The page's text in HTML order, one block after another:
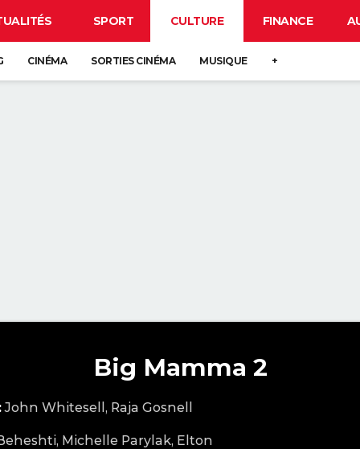
SPORT CULTURE FINANCE
CINÉMA SORTIES CINÉMA MUSIQUE +
Big Mamma 2
John Whitesell, Raja Gosnell
Michelle Parylak, Elton